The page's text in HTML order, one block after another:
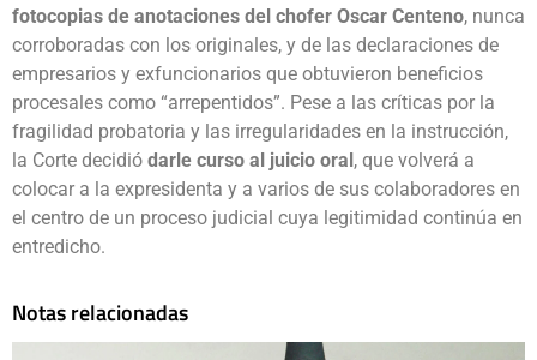
fotocopias de anotaciones del chofer Oscar Centeno, nunca
corroboradas con los originales, y de las declaraciones de
empresarios y exfuncionarios que obtuvieron beneficios
procesales como “arrepentidos”. Pese a las críticas por la
fragilidad probatoria y las irregularidades en la instrucción,
la Corte decidió darle curso al juicio oral, que volverá a
colocar a la expresidenta y a varios de sus colaboradores en
el centro de un proceso judicial cuya legitimidad continúa en
entredicho.
Notas relacionadas